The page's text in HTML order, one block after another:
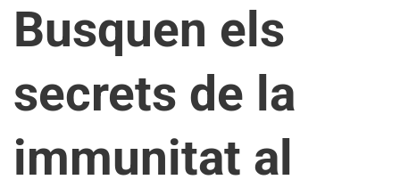
Busquen els
secrets de la
immunitat al